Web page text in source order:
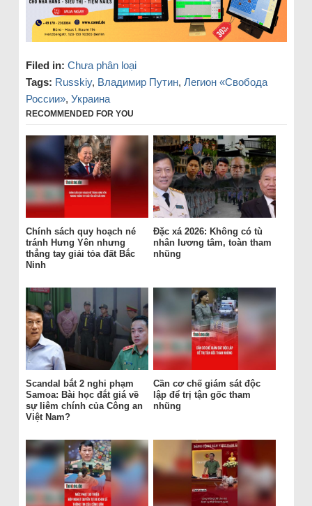
Filed in: Chưa phân loại
Tags: Russkiy, Владимир Путин, Легион «Свобода
России», Украина
RECOMMENDED FOR YOU
Chính sách quy hoạch né
tránh Hưng Yên nhưng
thẳng tay giải tỏa đất Bắc
Ninh
Đặc xá 2026: Không có tù
nhân lương tâm, toàn tham
nhũng
Scandal bắt 2 nghi phạm
Samoa: Bài học đắt giá về
sự liêm chính của Công an
Việt Nam?
Cần cơ chế giám sát độc
lập để trị tận gốc tham
nhũng